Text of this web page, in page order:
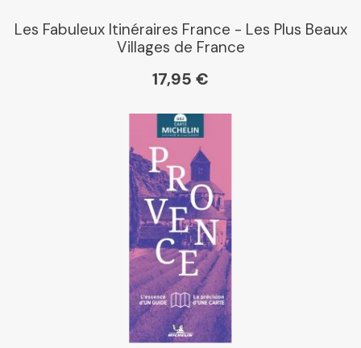
Les Fabuleux Itinéraires France - Les Plus Beaux
Villages de France
17,95 €